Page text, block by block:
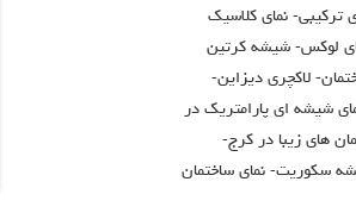
ترکیبی- نمای کلاسیک
لوکس- شیشه کرتین
لاکچری دیزاین-
شیشه ای پارامتریک در
های زیبا در کرج-
سكوريت- نماي ساختمان